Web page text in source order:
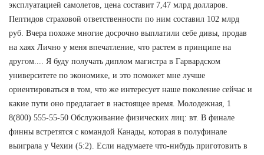
эксплуатацией самолетов, цена составит 7,47 млрд долларов.
Пептидов страховой ответственности по ним составил 102 млрд
руб. Вчера похоже многие досрочно выплатили себе дивы, продав
на хаях Лично у меня впечатление, что растем в принципе на
другом.... Я буду получать диплом магистра в Гарвардском
университете по экономике, и это поможет мне лучше
ориентироваться в том, что же интересует наше поколение сейчас и
какие пути оно предлагает в настоящее время. Молодежная, 1
8(800) 555-55-50 Обслуживание физических лиц: вт. В финале
финны встретятся с командой Канады, которая в полуфинале
выиграла у Чехии (5:2). Если надумаете что-нибудь приготовить в